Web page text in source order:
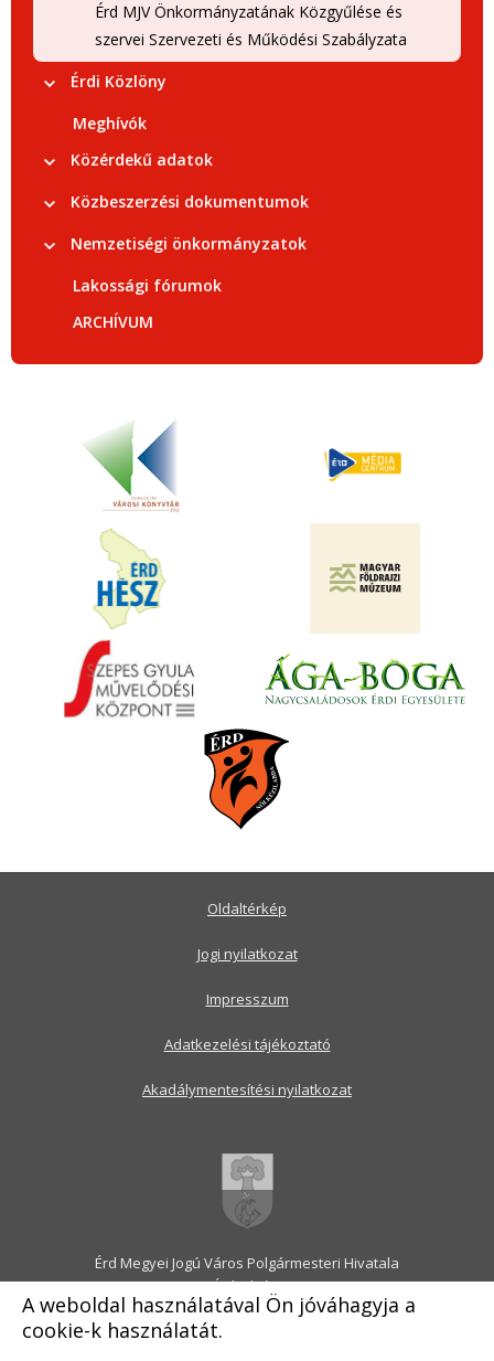
A weboldal használatával Ön jóváhagyja a
cookie-k használatát.
Érd MJV Önkormányzatának Közgyűlése és
szervei Szervezeti és Működési Szabályzata
Érdi Közlöny
Meghívók
Közérdekű adatok
Közbeszerzési dokumentumok
Nemzetiségi önkormányzatok
Lakossági fórumok
ARCHÍVUM
Érd Megyei Jogú Város Polgármesteri Hivatala
2030 Érd, Alsó utca 1.
Levélcím: 2031 Érd, Pf.: 31
E-mail:onkormanyzat@erd.hu
Oldaltérkép
Jogi nyilatkozat
Impresszum
Adatkezelési tájékoztató
Akadálymentesítési nyilatkozat